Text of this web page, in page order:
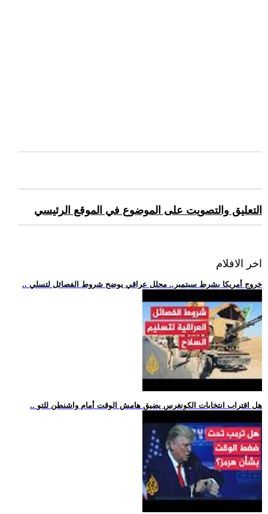
التعليق والتصويت على الموضوع في الموقع الرئيسي
اخر الافلام
.. خروج أمريكا بشرط سبتمبر.. محلل عراقي يوضح شروط الفصائل لتسلي
.. هل اقتراب انتخابات الكونغرس يضيق هامش الوقت أمام واشنطن للتو